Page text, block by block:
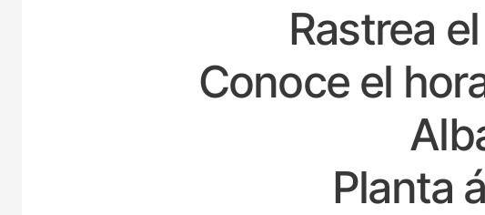
Rastrea
Conoce el
Planta